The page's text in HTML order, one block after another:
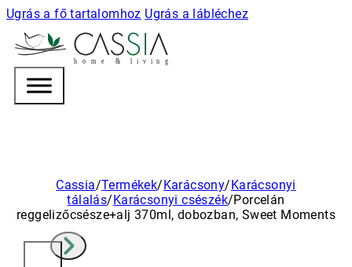
Ugrás a fő tartalomhoz Ugrás a lábléchez
h o m e & l i v i n g
Cassia/Termékek/Karácsony/Karácsonyi
tálalás/Karácsonyi csészék/Porcelán
reggelizőcsésze+alj 370ml, dobozban, Sweet Moments